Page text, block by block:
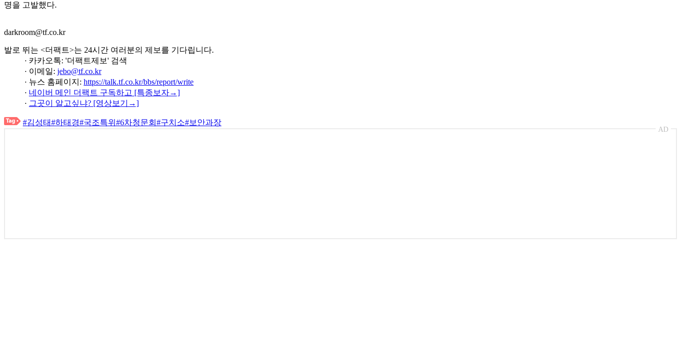
명을 고발했다.
darkroom@tf.co.kr
발로 뛰는 <더팩트>는 24시간 여러분의 제보를 기다립니다.
· 카카오톡: '더팩트제보' 검색
· 이메일: jebo@tf.co.kr
· 뉴스 홈페이지: https://talk.tf.co.kr/bbs/report/write
· 네이버 메인 더팩트 구독하고 [특종보자→]
· 그곳이 알고싶냐? [영상보기→]
#김성태#하태경#국조특위 #6차청문회 #구치소#보안과장
AD